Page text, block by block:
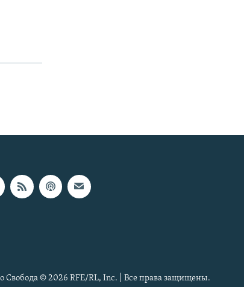
Свобода © 2026 RFE/RL, Inc. | Все права защищены.